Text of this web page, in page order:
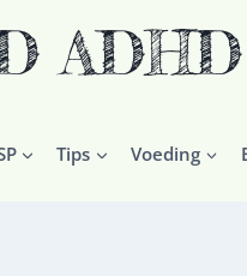
Tips Voeding